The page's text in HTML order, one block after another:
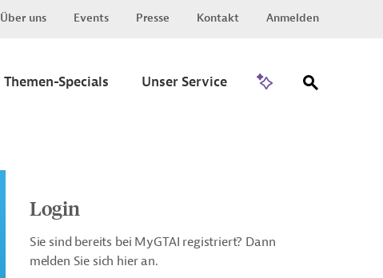
Über uns Events Presse Kontakt Anmelden
Themen-Specials Unser Service
Login
Sie sind bereits bei MyGTAI registriert? Dann
melden Sie sich hier an.